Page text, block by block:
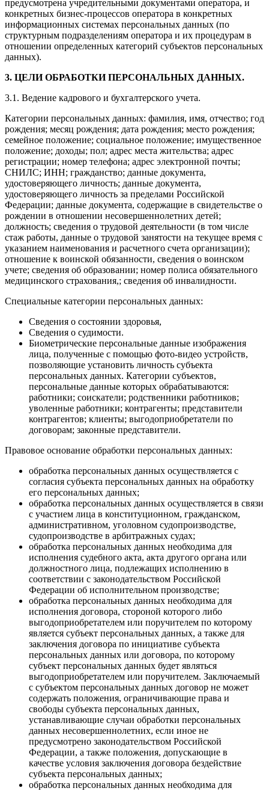
предусмотрена учредительными документами оператора, и
конкретных бизнес-процессов оператора в конкретных
информационных системах персональных данных (по
структурным подразделениям оператора и их процедурам в
отношении определенных категорий субъектов персональных
данных).
3. ЦЕЛИ ОБРАБОТКИ ПЕРСОНАЛЬНЫХ ДАННЫХ.
3.1. Ведение кадрового и бухгалтерского учета.
Категории персональных данных: фамилия, имя, отчество; год
рождения; месяц рождения; дата рождения; место рождения;
семейное положение; социальное положение; имущественное
положение; доходы; пол; адрес места жительства; адрес
регистрации; номер телефона; адрес электронной почты;
СНИЛС; ИНН; гражданство; данные документа,
удостоверяющего личность; данные документа,
удостоверяющего личность за пределами Российской
Федерации; данные документа, содержащие в свидетельстве о
рождении в отношении несовершеннолетних детей;
должность; сведения о трудовой деятельности (в том числе
стаж работы, данные о трудовой занятости на текущее время с
указанием наименования и расчетного счета организации);
отношение к воинской обязанности, сведения о воинском
учете; сведения об образовании; номер полиса обязательного
медицинского страхования,; сведения об инвалидности.
Специальные категории персональных данных:
Сведения о состоянии здоровья,
Сведения о судимости.
Биометрические персональные данные изображения
лица, полученные с помощью фото-видео устройств,
позволяющие установить личность субъекта
персональных данных. Категории субъектов,
персональные данные которых обрабатываются:
работники; соискатели; родственники работников;
уволенные работники; контрагенты; представители
контрагентов; клиенты; выгодоприобретатели по
договорам; законные представители.
Правовое основание обработки персональных данных:
обработка персональных данных осуществляется с
согласия субъекта персональных данных на обработку
его персональных данных;
обработка персональных данных осуществляется в связи
с участием лица в конституционном, гражданском,
административном, уголовном судопроизводстве,
судопроизводстве в арбитражных судах;
обработка персональных данных необходима для
исполнения судебного акта, акта другого органа или
должностного лица, подлежащих исполнению в
соответствии с законодательством Российской
Федерации об исполнительном производстве;
обработка персональных данных необходима для
исполнения договора, стороной которого либо
выгодоприобретателем или поручителем по которому
является субъект персональных данных, а также для
заключения договора по инициативе субъекта
персональных данных или договора, по которому
субъект персональных данных будет являться
выгодоприобретателем или поручителем. Заключаемый
с субъектом персональных данных договор не может
содержать положения, ограничивающие права и
свободы субъекта персональных данных,
устанавливающие случаи обработки персональных
данных несовершеннолетних, если иное не
предусмотрено законодательством Российской
Федерации, а также положения, допускающие в
качестве условия заключения договора бездействие
субъекта персональных данных;
обработка персональных данных необходима для